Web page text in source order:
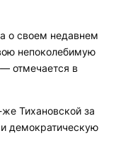
о своем недавнем
непоколебимую
отмечается в
Тихановской за
демократическую